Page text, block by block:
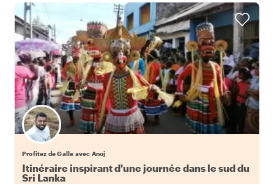
Profitez de Galle avec Anoj
Itinéraire inspirant d'une journée dans le sud du
Sri Lanka